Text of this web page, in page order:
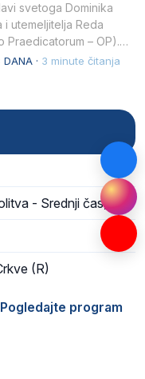
svetoga Dominika
i utemeljitelja Reda
– OP).
ljubavlju prema
· 3 minute čitanja
- Srednji čas)
(R)
Pogledajte program